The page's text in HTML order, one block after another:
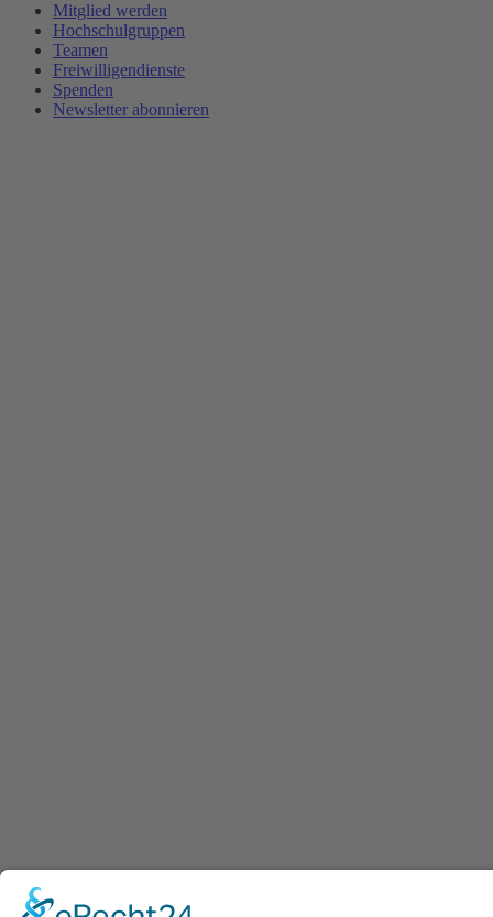
Mitglied werden
Hochschulgruppen
Teamen
Freiwilligendienste
Spenden
Newsletter abonnieren